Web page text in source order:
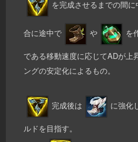
を完成させるまでの間
合に途中で や を
である移動速度に応じてADが上
ングの安定化によるもの。
完成後は に強化
ルドを目指す。